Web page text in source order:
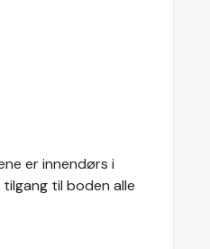
er innendørs i
til boden alle